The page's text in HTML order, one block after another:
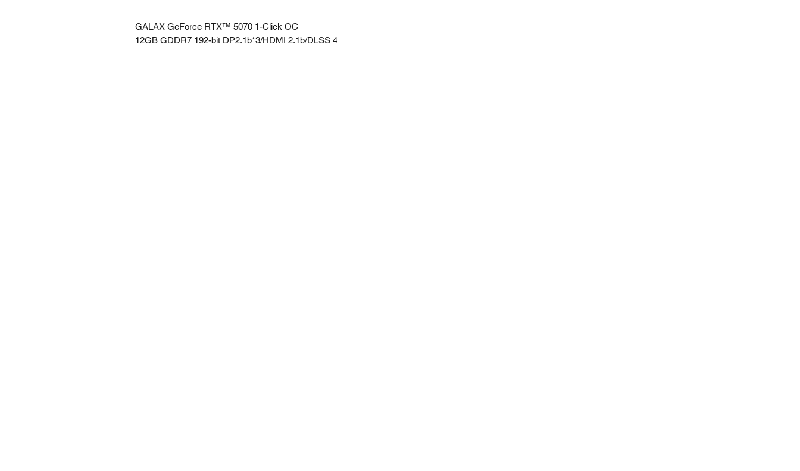
GALAX GeForce RTX™ 5070 1-Click OC
12GB GDDR7 192-bit DP2.1b*3/HDMI 2.1b/DLSS 4